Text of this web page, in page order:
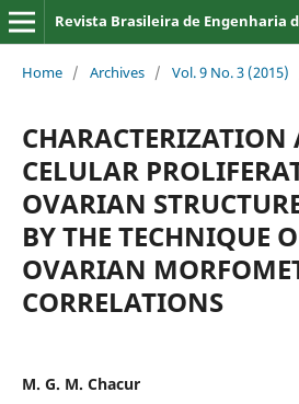
Revista Brasileira de Engenharia
Home / Archives / Vol. 9 No. 3 (2015)
CHARACTERIZATION
CELULAR
OVARIAN
BY THE TECHNIQUE
OVARIAN
CORRELATIONS
M. G. M. Chacur